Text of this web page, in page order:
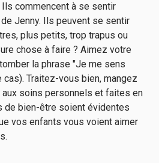
commencent à se sentir
Jenny. Ils peuvent se sentir
plus petits, trop trapus ou
chose à faire ? Aimez votre
la phrase "Je me sens
Traitez-vous bien, mangez
soins personnels et faites en
de bien-être soient évidentes
vos enfants vous voient aimer